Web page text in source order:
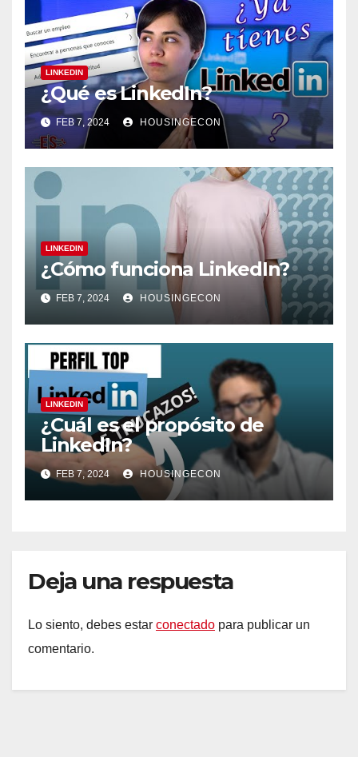
LINKEDIN
¿Qué es LinkedIn?
FEB 7, 2024 HOUSINGECON
LINKEDIN
¿Cómo funciona LinkedIn?
FEB 7, 2024 HOUSINGECON
LINKEDIN
¿Cuál es el propósito de
LinkedIn?
FEB 7, 2024 HOUSINGECON
Deja una respuesta
Lo siento, debes estar conectado para publicar un
comentario.